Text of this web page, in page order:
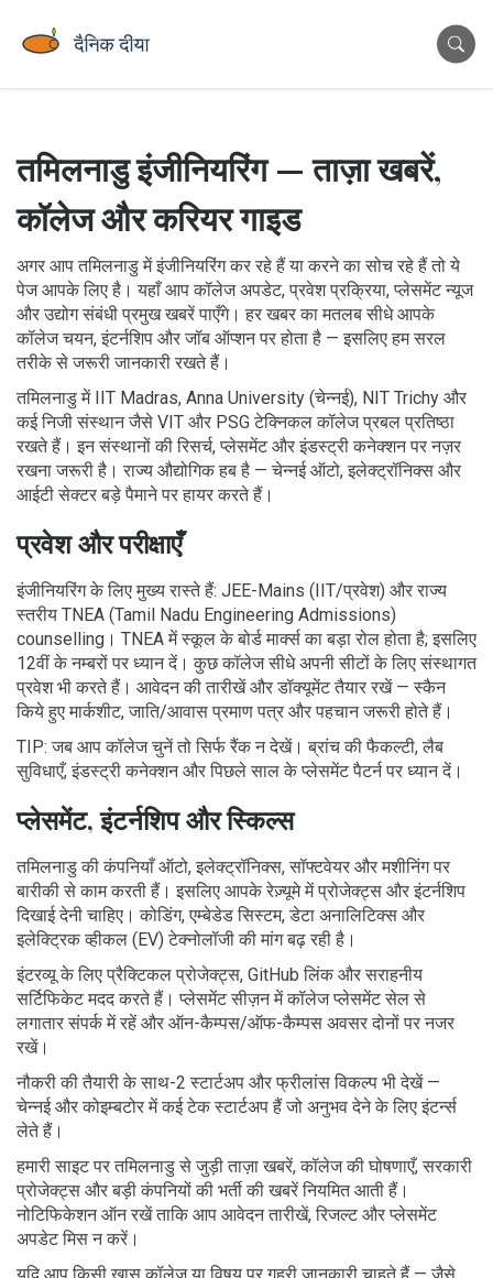
तमिलनाडु इंजीनियरिंग — ताज़ा खबरें,
कॉलेज और करियर गाइड
अगर आप तमिलनाडु में इंजीनियरिंग कर रहे हैं या करने का सोच रहे हैं तो ये
पेज आपके लिए है। यहाँ आप कॉलेज अपडेट, प्रवेश प्रक्रिया, प्लेसमेंट न्यूज
और उद्योग संबंधी प्रमुख खबरें पाएँगे। हर खबर का मतलब सीधे आपके
कॉलेज चयन, इंटर्नशिप और जॉब ऑप्शन पर होता है — इसलिए हम सरल
तरीके से जरूरी जानकारी रखते हैं।
तमिलनाडु में IIT Madras, Anna University (चेन्नई), NIT Trichy और
कई निजी संस्थान जैसे VIT और PSG टेक्निकल कॉलेज प्रबल प्रतिष्ठा
रखते हैं। इन संस्थानों की रिसर्च, प्लेसमेंट और इंडस्ट्री कनेक्शन पर नज़र
रखना जरूरी है। राज्य औद्योगिक हब है — चेन्नई ऑटो, इलेक्ट्रॉनिक्स और
आईटी सेक्टर बड़े पैमाने पर हायर करते हैं।
प्रवेश और परीक्षाएँ
इंजीनियरिंग के लिए मुख्य रास्ते हैं: JEE-Mains (IIT/प्रवेश) और राज्य
स्तरीय TNEA (Tamil Nadu Engineering Admissions)
counselling। TNEA में स्कूल के बोर्ड मार्क्स का बड़ा रोल होता है; इसलिए
12वीं के नम्बरों पर ध्यान दें। कुछ कॉलेज सीधे अपनी सीटों के लिए संस्थागत
प्रवेश भी करते हैं। आवेदन की तारीखें और डॉक्यूमेंट तैयार रखें — स्कैन
किये हुए मार्कशीट, जाति/आवास प्रमाण पत्र और पहचान जरूरी होते हैं।
TIP: जब आप कॉलेज चुनें तो सिर्फ रैंक न देखें। ब्रांच की फैकल्टी, लैब
सुविधाएँ, इंडस्ट्री कनेक्शन और पिछले साल के प्लेसमेंट पैटर्न पर ध्यान दें।
प्लेसमेंट, इंटर्नशिप और स्किल्स
तमिलनाडु की कंपनियाँ ऑटो, इलेक्ट्रॉनिक्स, सॉफ्टवेयर और मशीनिंग पर
बारीकी से काम करती हैं। इसलिए आपके रेज़्यूमे में प्रोजेक्ट्स और इंटर्नशिप
दिखाई देनी चाहिए। कोडिंग, एम्बेडेड सिस्टम, डेटा अनालिटिक्स और
इलेक्ट्रिक व्हीकल (EV) टेक्नोलॉजी की मांग बढ़ रही है।
इंटरव्यू के लिए प्रैक्टिकल प्रोजेक्ट्स, GitHub लिंक और सराहनीय
सर्टिफिकेट मदद करते हैं। प्लेसमेंट सीज़न में कॉलेज प्लेसमेंट सेल से
लगातार संपर्क में रहें और ऑन-कैम्पस/ऑफ-कैम्पस अवसर दोनों पर नजर
रखें।
नौकरी की तैयारी के साथ-2 स्टार्टअप और फ्रीलांस विकल्प भी देखें —
चेन्नई और कोइम्बटोर में कई टेक स्टार्टअप हैं जो अनुभव देने के लिए इंटर्न्स
लेते हैं।
हमारी साइट पर तमिलनाडु से जुड़ी ताज़ा खबरें, कॉलेज की घोषणाएँ, सरकारी
प्रोजेक्ट्स और बड़ी कंपनियों की भर्ती की खबरें नियमित आती हैं।
नोटिफिकेशन ऑन रखें ताकि आप आवेदन तारीखें, रिजल्ट और प्लेसमेंट
अपडेट मिस न करें।